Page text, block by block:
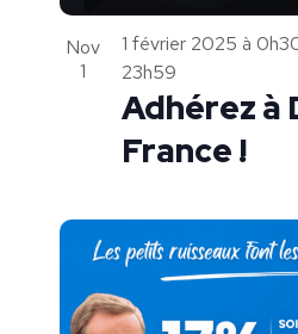
Nov
1
Adhérez à
France !
1 février 2025 à
23h59